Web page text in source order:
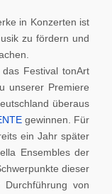
in Konzerten ist
zu fördern und
Festival tonArt
unserer Premiere
überaus
gewinnen. Für
ein Jahr später
Ensembles der
dieser
von